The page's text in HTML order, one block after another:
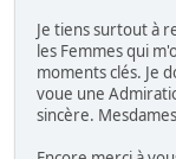
Je tiens surtout à
les Femmes qui
moments clés. Je
voue une
sincère.